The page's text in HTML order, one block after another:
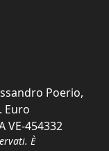
Poerio,
Euro
VE-454332
È